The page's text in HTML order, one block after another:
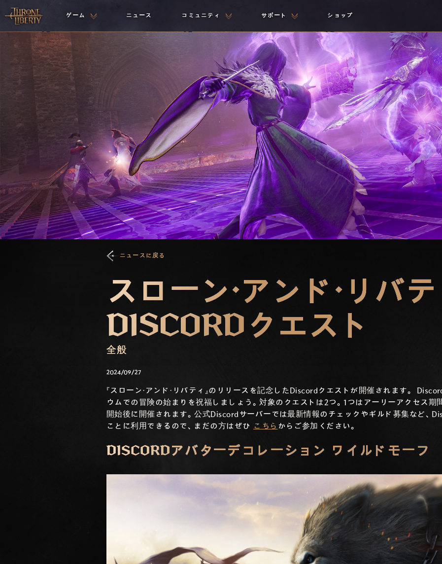
ゲーム ニュース コミュニティ サポート ショップ
ニュースに戻る
スローン・アンド・リバ
DISCORDクエスト
全般
2024/09/27
『スローン・アンド・リバティ』のリリースを記念したDiscordクエストが開催されます。
ウムでの冒険の始まりを祝福しましょう。対象のクエストは2つ。1つはアーリーアクセス期
開始後に開催されます。公式Discordサーバーでは最新情報のチェックやギルド募集など、
ことに利用できるので、まだの方はぜひ
こちら からご参加ください。
DISCORDアバターデコレーション ワイルドモーフ